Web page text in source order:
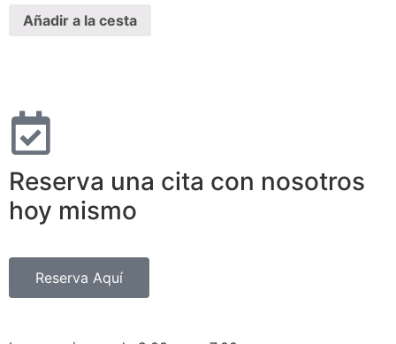
Añadir a la cesta
Reserva una cita con nosotros
hoy mismo
Reserva Aquí